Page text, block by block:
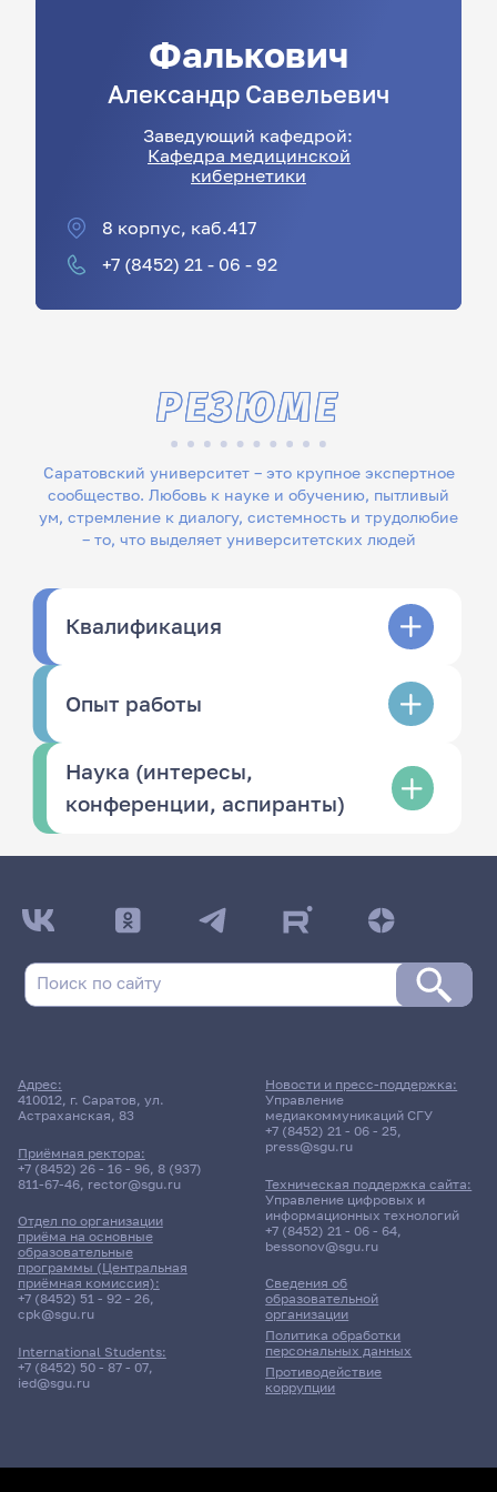
Фалькович
Александр Савельевич
Заведующий кафедрой:
Кафедра медицинской
кибернетики
8 корпус, каб.417
+7 (8452) 21 - 06 - 92
Саратовский университет – это крупное экспертное
сообщество. Любовь к науке и обучению, пытливый
ум, стремление к диалогу, системность и трудолюбие
– то, что выделяет университетских людей
РЕЗЮМЕ
Квалификация
Опыт работы
Наука (интересы,
конференции, аспиранты)
Адрес:
410012, г. Саратов, ул.
Астраханская, 83
Приёмная ректора:
+7 (8452) 26 - 16 - 96, 8 (937)
811-67-46, rector@sgu.ru
Отдел по организации
приёма на основные
образовательные
программы (Центральная
приёмная комиссия):
+7 (8452) 51 - 92 - 26,
cpk@sgu.ru
International Students:
+7 (8452) 50 - 87 - 07,
ied@sgu.ru
Сведения об
образовательной
организации
Политика обработки
персональных данных
Противодействие
коррупции
Новости и пресс-поддержка:
Управление
медиакоммуникаций СГУ
+7 (8452) 21 - 06 - 25,
press@sgu.ru
Техническая поддержка сайта:
Управление цифровых и
информационных технологий
+7 (8452) 21 - 06 - 64,
bessonov@sgu.ru